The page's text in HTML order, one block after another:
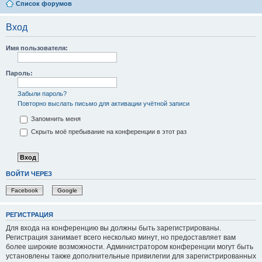
Список форумов
Вход
Имя пользователя:
Пароль:
Забыли пароль?
Повторно выслать письмо для активации учётной записи
Запомнить меня
Скрыть моё пребывание на конференции в этот раз
ВОЙТИ ЧЕРЕЗ
Facebook Google
РЕГИСТРАЦИЯ
Для входа на конференцию вы должны быть зарегистрированы.
Регистрация занимает всего несколько минут, но предоставляет вам
более широкие возможности. Администратором конференции могут быть
установлены также дополнительные привилегии для зарегистрированных